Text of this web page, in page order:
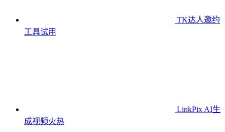
TK达人邀约
工具试用
LinkPix AI生
成视频火热